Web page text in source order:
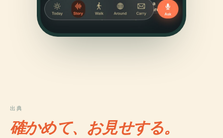
出典
確かめて、お見せする。